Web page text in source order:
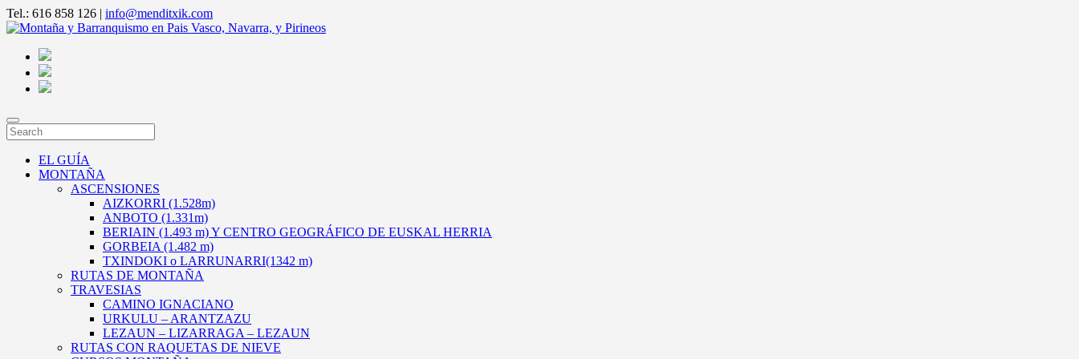
Tel.: 616 858 126 | info@menditxik.com
EL GUÍA
MONTAÑA
ASCENSIONES
AIZKORRI (1.528m)
ANBOTO (1.331m)
BERIAIN (1.493 m) Y CENTRO GEOGRÁFICO DE EUSKAL HERRIA
GORBEIA (1.482 m)
TXINDOKI o LARRUNARRI(1342 m)
RUTAS DE MONTAÑA
TRAVESIAS
CAMINO IGNACIANO
URKULU – ARANTZAZU
LEZAUN – LIZARRAGA – LEZAUN
RUTAS CON RAQUETAS DE NIEVE